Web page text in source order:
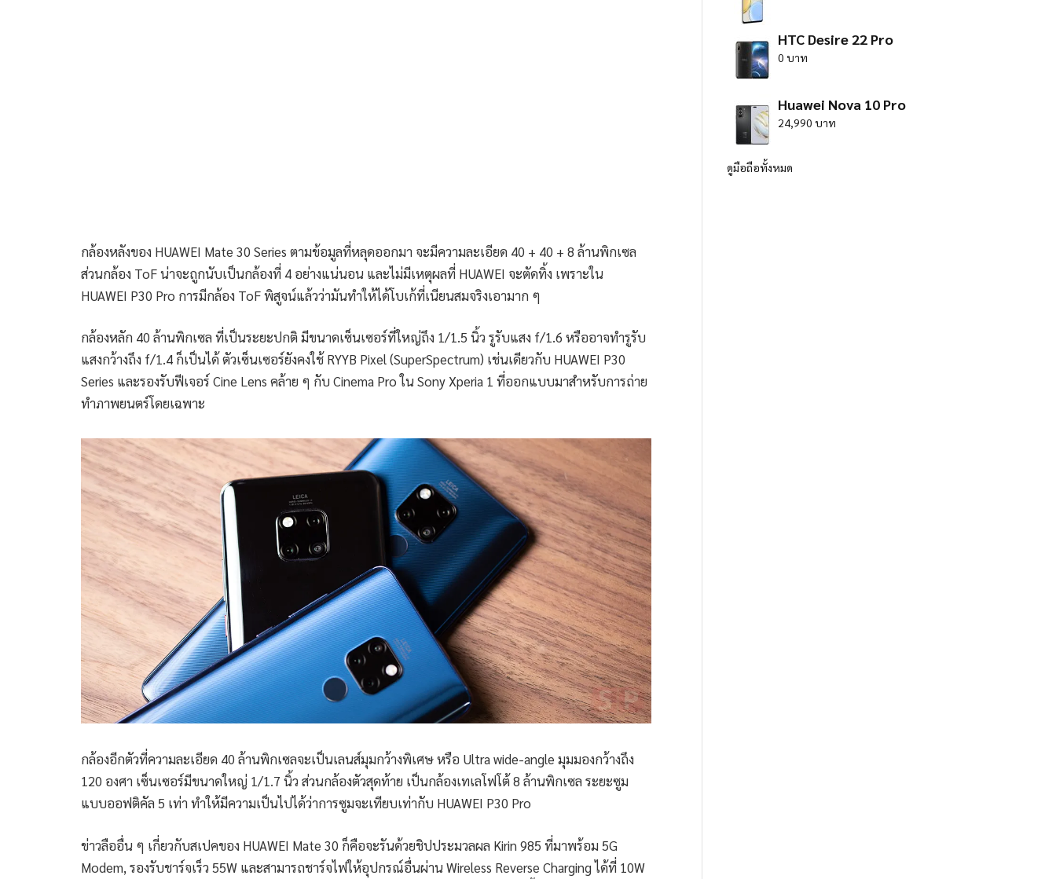
กล้องหลังของ HUAWEI Mate 30 Series ตามข้อมูลที่หลุดออกมา จะมีความละเอียด 40 + 40 + 8 ล้านพิกเซล
ส่วนกล้อง ToF น่าจะถูกนับเป็นกล้องที่ 4 อย่างแน่นอน และไม่มีเหตุผลที่ HUAWEI จะตัดทิ้ง เพราะใน
HUAWEI P30 Pro การมีกล้อง ToF พิสูจน์แล้วว่ามันทำให้ได้โบเก้ที่เนียนสมจริงเอามาก ๆ
กล้องหลัก 40 ล้านพิกเซล ที่เป็นระยะปกติ มีขนาดเซ็นเซอร์ที่ใหญ่ถึง 1/1.5 นิ้ว รูรับแสง f/1.6 หรืออาจทำรูรับ
แสงกว้างถึง f/1.4 ก็เป็นได้ ตัวเซ็นเซอร์ยังคงใช้ RYYB Pixel (SuperSpectrum) เช่นเดียวกับ HUAWEI P30
Series และรองรับฟีเจอร์ Cine Lens คล้าย ๆ กับ Cinema Pro ใน Sony Xperia 1 ที่ออกแบบมาสำหรับการถ่าย
ทำภาพยนตร์โดยเฉพาะ
กล้องอีกตัวที่ความละเอียด 40 ล้านพิกเซลจะเป็นเลนส์มุมกว้างพิเศษ หรือ Ultra wide-angle มุมมองกว้างถึง
120 องศา เซ็นเซอร์มีขนาดใหญ่ 1/1.7 นิ้ว ส่วนกล้องตัวสุดท้าย เป็นกล้องเทเลโฟโต้ 8 ล้านพิกเซล ระยะซูม
แบบออฟติคัล 5 เท่า ทำให้มีความเป็นไปได้ว่าการซูมจะเทียบเท่ากับ HUAWEI P30 Pro
ข่าวลืออื่น ๆ เกี่ยวกับสเปคของ HUAWEI Mate 30 ก็คือจะรันด้วยชิปประมวลผล Kirin 985 ที่มาพร้อม 5G
Modem, รองรับชาร์จเร็ว 55W และสามารถชาร์จไฟให้อุปกรณ์อื่นผ่าน Wireless Reverse Charging ได้ที่ 10W
HTC Desire 22 Pro
0 บาท
Huawei Nova 10 Pro
24,990 บาท
ดูมือถือทั้งหมด